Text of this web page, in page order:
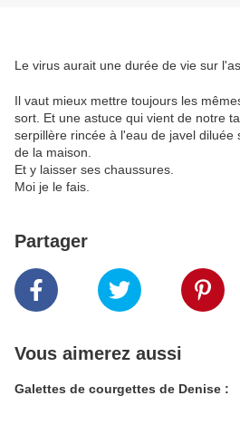
Le virus aurait une durée de vie sur
Il vaut mieux mettre toujours les
sort. Et une astuce qui vient de notre
serpillère rincée à l'eau de javel diluée
de la maison.
Et y laisser ses chaussures.
Moi je le fais.
Partager
Vous aimerez aussi
Galettes de courgettes de Denise :